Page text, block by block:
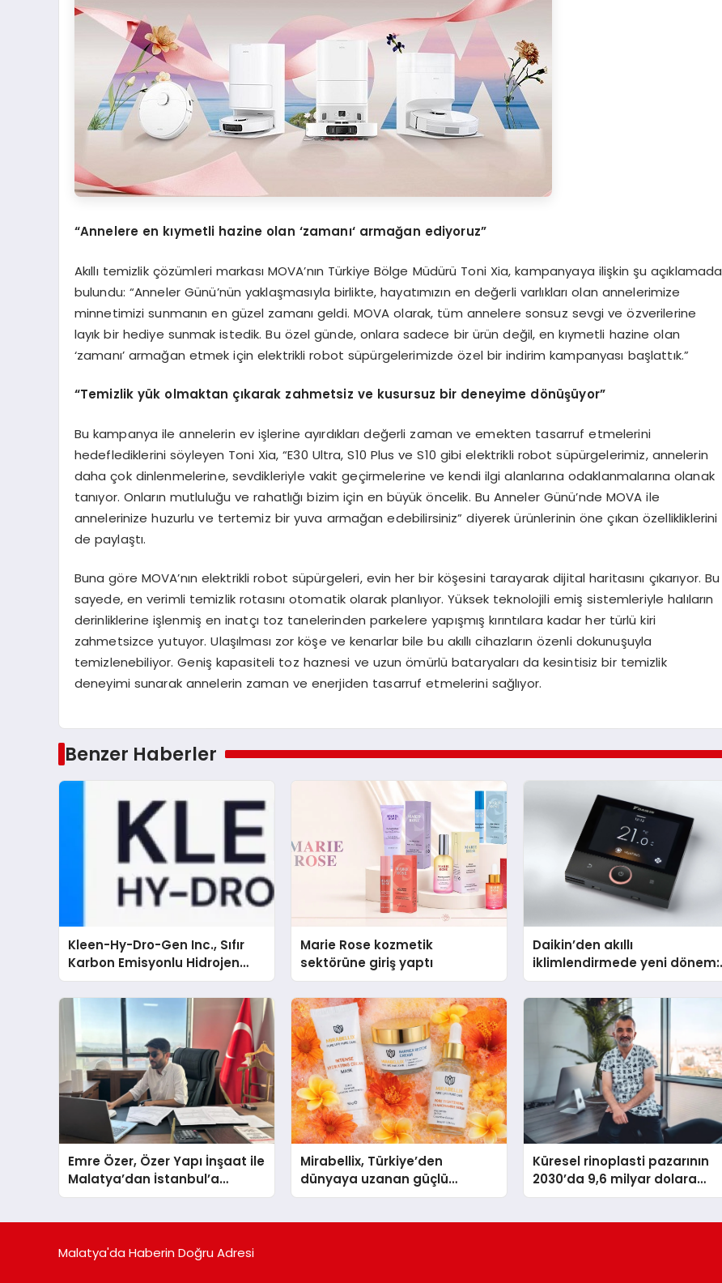
“Annelere en kıymetli hazine olan ‘zamanı‘ armağan ediyoruz”
Akıllı temizlik çözümleri markası MOVA’nın Türkiye Bölge Müdürü Toni Xia, kampanyaya ilişkin şu açıklamada
bulundu: “Anneler Günü’nün yaklaşmasıyla birlikte, hayatımızın en değerli varlıkları olan annelerimize
minnetimizi sunmanın en güzel zamanı geldi. MOVA olarak, tüm annelere sonsuz sevgi ve özverilerine
layık bir hediye sunmak istedik. Bu özel günde, onlara sadece bir ürün değil, en kıymetli hazine olan
‘zamanı’ armağan etmek için elektrikli robot süpürgelerimizde özel bir indirim kampanyası başlattık.”
“Temizlik yük olmaktan çıkarak zahmetsiz ve kusursuz bir deneyime dönüşüyor”
Bu kampanya ile annelerin ev işlerine ayırdıkları değerli zaman ve emekten tasarruf etmelerini
hedeflediklerini söyleyen Toni Xia, “E30 Ultra, S10 Plus ve S10 gibi elektrikli robot süpürgelerimiz, annelerin
daha çok dinlenmelerine, sevdikleriyle vakit geçirmelerine ve kendi ilgi alanlarına odaklanmalarına olanak
tanıyor. Onların mutluluğu ve rahatlığı bizim için en büyük öncelik. Bu Anneler Günü’nde MOVA ile
annelerinize huzurlu ve tertemiz bir yuva armağan edebilirsiniz” diyerek ürünlerinin öne çıkan özellikliklerini
de paylaştı.
Buna göre MOVA’nın elektrikli robot süpürgeleri, evin her bir köşesini tarayarak dijital haritasını çıkarıyor. Bu
sayede, en verimli temizlik rotasını otomatik olarak planlıyor. Yüksek teknolojili emiş sistemleriyle halıların
derinliklerine işlenmiş en inatçı toz tanelerinden parkelere yapışmış kırıntılara kadar her türlü kiri
zahmetsizce yutuyor. Ulaşılması zor köşe ve kenarlar bile bu akıllı cihazların özenli dokunuşuyla
temizlenebiliyor. Geniş kapasiteli toz haznesi ve uzun ömürlü bataryaları da kesintisiz bir temizlik
deneyimi sunarak annelerin zaman ve enerjiden tasarruf etmelerini sağlıyor.
Benzer Haberler
Kleen-Hy-Dro-Gen Inc., Sıfır
Karbon Emisyonlu Hidrojen
Isıtma Teknolojisinde ISO ve
TSSA Düzenleyici Onaylarını
Aldı
Marie Rose kozmetik
sektörüne giriş yaptı
Daikin’den akıllı
iklimlendirmede yeni dönem:
Madoka Plus Türkiye’de
Emre Özer, Özer Yapı İnşaat ile
Malatya’dan İstanbul’a
Uzanan Başarı Hikâyesi
Mirabellix, Türkiye’den
dünyaya uzanan güçlü
büyümesini sürdürüyor
Küresel rinoplasti pazarının
2030’da 9,6 milyar dolara
ulaşması bekleniyor
Malatya'da Haberin Doğru Adresi